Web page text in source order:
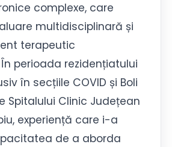
complexe, care
multidisciplinară și
terapeutic
perioada rezidențiatului
în secțiile COVID și Boli
Spitalului Clinic Județean
experiență care i-a
de a aborda